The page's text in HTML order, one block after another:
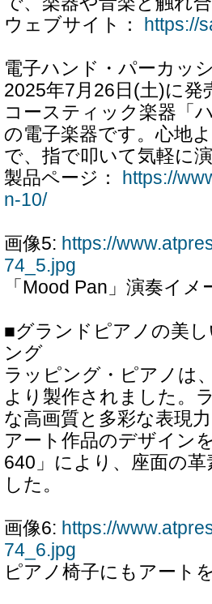
ウェブサイト：
https://
電子ハンド・パーカッ
2025年7月26日(土)に発
コースティック楽器「
の電子楽器です。心地
で、指で叩いて気軽に
製品ページ：
https://
n-10/
画像5: https://
74_5.jpg
「Mood Pan」演奏イメ
■グランドピアノの美
ング
ラッピング・ピアノは
より製作されました。
な高画質と多彩な表現
アート作品のデザイン
640」により、座面の
した。
画像6: https://
74_6.jpg
ピアノ椅子にもアート